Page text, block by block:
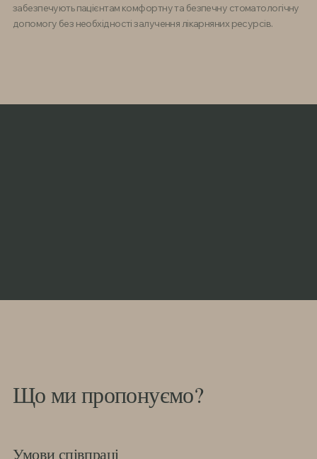
забезпечують пацієнтам комфортну та безпечну стоматологічну
допомогу без необхідності залучення лікарняних ресурсів.
Що ми пропонуємо?
Умови співпраці